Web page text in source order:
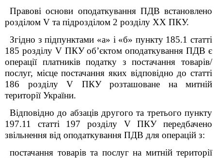
Правові основи оподаткування ПДВ встановлено
розділом V та підрозділом 2 розділу XX ПКУ.
Згідно з підпунктами «а» і «б» пункту 185.1 статті
185 розділу VПКУ об’єктом оподаткування ПДВ є
операції платників податку з постачання товарів/
послуг, місце постачання яких відповідно до статті
186 розділу V ПКУ розташоване на митній
території України.
Відповідно до абзаців другого та третього пункту
197.11 статті 197 розділу V ПКУ передбачено
звільнення від оподаткування ПДВ для операцій з:
постачання товарів та послуг на митній території